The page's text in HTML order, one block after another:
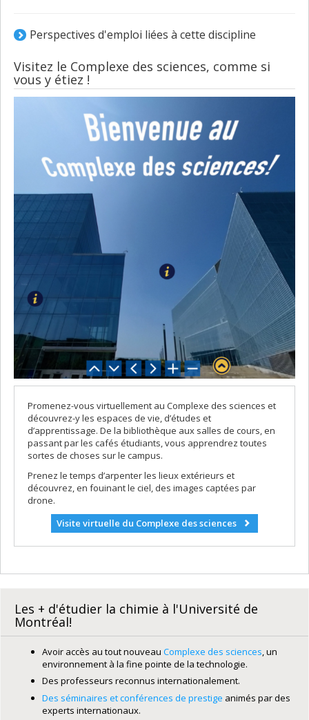
Perspectives d'emploi liées à cette discipline
Visitez le Complexe des sciences, comme si
vous y étiez !
Promenez-vous virtuellement au Complexe des sciences et
découvrez-y les espaces de vie, d’études et
d’apprentissage. De la bibliothèque aux salles de cours, en
passant par les cafés étudiants, vous apprendrez toutes
sortes de choses sur le campus.
Prenez le temps d’arpenter les lieux extérieurs et
découvrez, en fouinant le ciel, des images captées par
drone.
Visite virtuelle du Complexe des sciences
Les + d'étudier la chimie à l'Université de
Montréal!
Avoir accès au tout nouveau Complexe des sciences , un
environnement à la fine pointe de la technologie.
Des professeurs reconnus internationalement.
Des séminaires et conférences de prestige animés par des
experts internationaux.